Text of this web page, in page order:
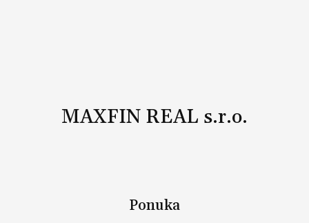
MAXFIN REAL s.r.o.
Ponuka